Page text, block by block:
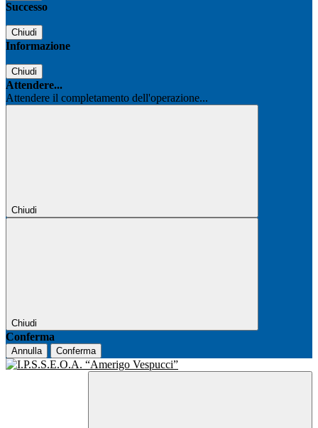
Successo
Chiudi
Informazione
Chiudi
Attendere...
Attendere il completamento dell'operazione...
Chiudi
Chiudi
Conferma
Annulla Conferma